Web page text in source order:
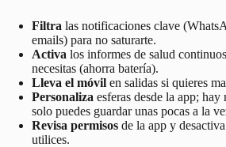
Filtra las notificaciones clave
emails) para no saturarte.
Activa los informes de salud
necesitas (ahorra batería).
Lleva el móvil en salidas si quieres
Personaliza esferas desde la app; hay
solo puedes guardar unas pocas a la
Revisa permisos de la app y
utilices.